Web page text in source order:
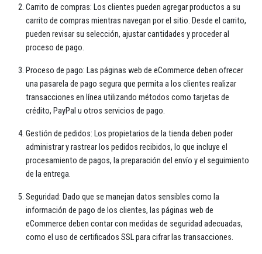
Carrito de compras: Los clientes pueden agregar productos a su
carrito de compras mientras navegan por el sitio. Desde el carrito,
pueden revisar su selección, ajustar cantidades y proceder al
proceso de pago.
Proceso de pago: Las páginas web de eCommerce deben ofrecer
una pasarela de pago segura que permita a los clientes realizar
transacciones en línea utilizando métodos como tarjetas de
crédito, PayPal u otros servicios de pago.
Gestión de pedidos: Los propietarios de la tienda deben poder
administrar y rastrear los pedidos recibidos, lo que incluye el
procesamiento de pagos, la preparación del envío y el seguimiento
de la entrega.
Seguridad: Dado que se manejan datos sensibles como la
información de pago de los clientes, las páginas web de
eCommerce deben contar con medidas de seguridad adecuadas,
como el uso de certificados SSL para cifrar las transacciones.